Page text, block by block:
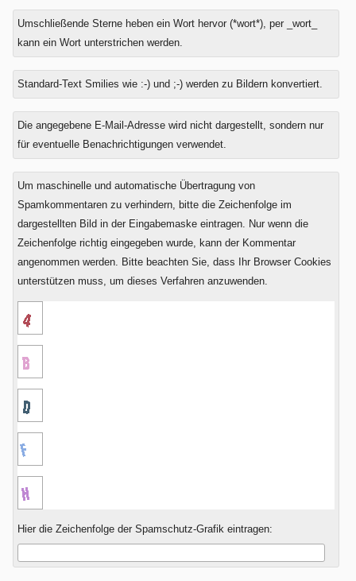
Umschließende Sterne heben ein Wort hervor (*wort*), per _wort_
kann ein Wort unterstrichen werden.
Standard-Text Smilies wie :-) und ;-) werden zu Bildern konvertiert.
Was
ist
Neun
minus
Die angegebene E-Mail-Adresse wird nicht dargestellt, sondern nur
für eventuelle Benachrichtigungen verwendet.
Um maschinelle und automatische Übertragung von
Spamkommentaren zu verhindern, bitte die Zeichenfolge im
dargestellten Bild in der Eingabemaske eintragen. Nur wenn die
Zeichenfolge richtig eingegeben wurde, kann der Kommentar
angenommen werden. Bitte beachten Sie, dass Ihr Browser Cookies
unterstützen muss, um dieses Verfahren anzuwenden.
Hier die Zeichenfolge der Spamschutz-Grafik eintragen: